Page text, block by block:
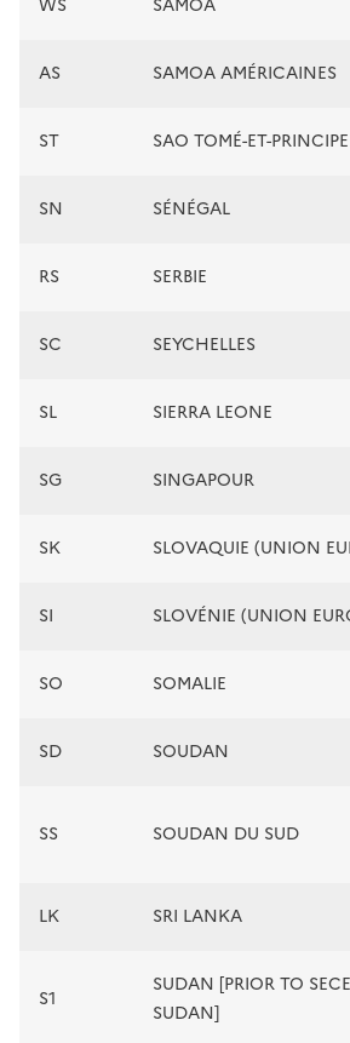
AS SAMOA AMÉRICAINES
ST SAO TOMÉ-ET-PRINCIPE
SN SÉNÉGAL
RS SERBIE
SC SEYCHELLES
SL SIERRA LEONE
SG SINGAPOUR
SK SLOVAQUIE (UNION
SI SLOVÉNIE (UNION
SO SOMALIE
SD SOUDAN
SS SOUDAN DU SUD
LK SRI LANKA
S1
SUDAN [PRIOR TO
SUDAN]